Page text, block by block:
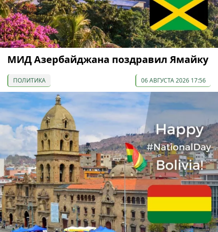
МИД Азербайджана поздравил Ямайку
ПОЛИТИКА 06 АВГУСТА 2026 17:56